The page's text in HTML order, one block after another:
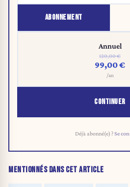
ABONNEMENT
Annuel
120,00 €
99,00 €
/an
CONTINUER
Déjà abonné(e) ?Se
MENTIONNÉS DANS CET ARTICLE